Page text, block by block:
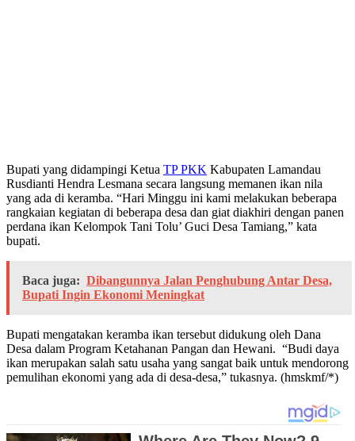
Bupati yang didampingi Ketua TP PKK Kabupaten Lamandau
Rusdianti Hendra Lesmana secara langsung memanen ikan nila
yang ada di keramba. “Hari Minggu ini kami melakukan beberapa
rangkaian kegiatan di beberapa desa dan giat diakhiri dengan panen
perdana ikan Kelompok Tani Tolu’ Guci Desa Tamiang,” kata
bupati.
Baca juga: Dibangunnya Jalan Penghubung Antar Desa,
Bupati Ingin Ekonomi Meningkat
Bupati mengatakan keramba ikan tersebut didukung oleh Dana
Desa dalam Program Ketahanan Pangan dan Hewani. “Budi daya
ikan merupakan salah satu usaha yang sangat baik untuk mendorong
pemulihan ekonomi yang ada di desa-desa,” tukasnya. (hmskmf/*)